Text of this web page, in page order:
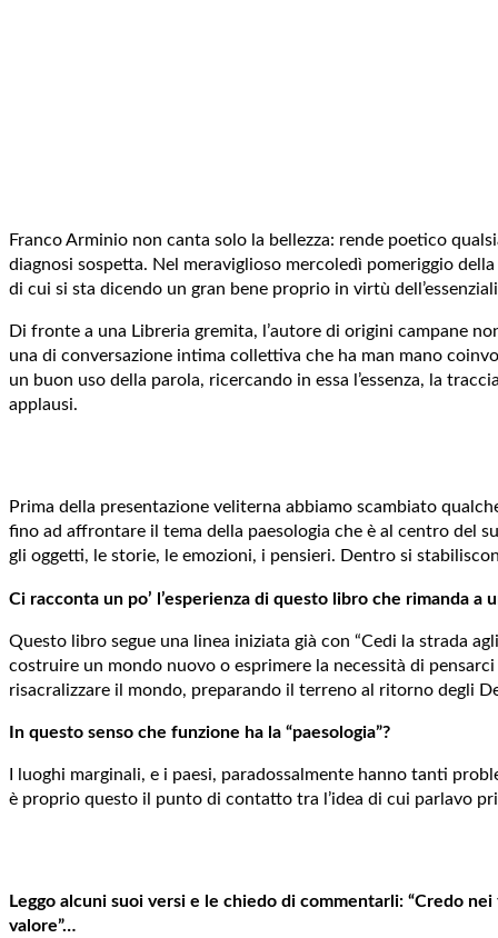
Franco Arminio non canta solo la bellezza: rende poetico
diagnosi sospetta. Nel meraviglioso mercoledì pomeriggio
di cui si sta dicendo un gran bene proprio in virtù
Di fronte a una Libreria gremita, l’autore di origini campane
una di conversazione intima collettiva che ha man mano
un buon uso della parola, ricercando in essa l’essenza, la
applausi.
Prima della presentazione veliterna abbiamo scambiato
fino ad affrontare il tema della paesologia che è al centro del
gli oggetti, le storie, le emozioni, i pensieri. Dentro si
Ci racconta un po’ l’esperienza di questo libro che rimanda
Questo libro segue una linea iniziata già con “Cedi la strada
costruire un mondo nuovo o esprimere la necessità di
risacralizzare il mondo, preparando il terreno al ritorno degli
In questo senso che funzione ha la “paesologia”?
I luoghi marginali, e i paesi, paradossalmente hanno tanti
è proprio questo il punto di contatto tra l’idea di cui parlavo
Leggo alcuni suoi versi e le chiedo di commentarli: “Credo
valore”…